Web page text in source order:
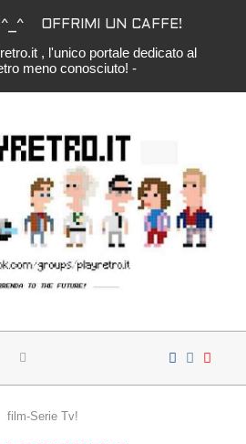
OFFRIMI UN CAFFE!
, l'unico portale dedicato al
meno conosciuto! -
film-Serie Tv!